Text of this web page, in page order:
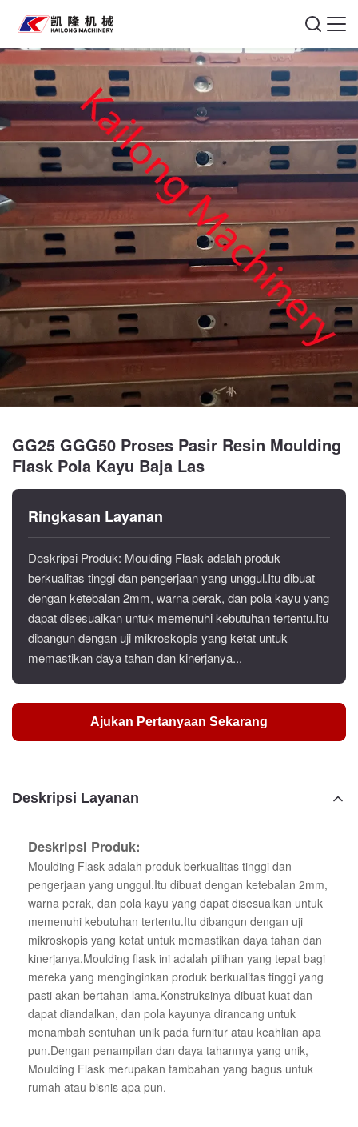
GG25 GGG50 Proses Pasir Resin Moulding
Flask Pola Kayu Baja Las
Ringkasan Layanan
Deskripsi Produk: Moulding Flask adalah produk
berkualitas tinggi dan pengerjaan yang unggul.Itu dibuat
dengan ketebalan 2mm, warna perak, dan pola kayu yang
dapat disesuaikan untuk memenuhi kebutuhan tertentu.Itu
dibangun dengan uji mikroskopis yang ketat untuk
memastikan daya tahan dan kinerjanya...
Ajukan Pertanyaan Sekarang
Deskripsi Layanan
Deskripsi Produk:
Moulding Flask adalah produk berkualitas tinggi dan
pengerjaan yang unggul.Itu dibuat dengan ketebalan 2mm,
warna perak, dan pola kayu yang dapat disesuaikan untuk
memenuhi kebutuhan tertentu.Itu dibangun dengan uji
mikroskopis yang ketat untuk memastikan daya tahan dan
kinerjanya.Moulding flask ini adalah pilihan yang tepat bagi
mereka yang menginginkan produk berkualitas tinggi yang
pasti akan bertahan lama.Konstruksinya dibuat kuat dan
dapat diandalkan, dan pola kayunya dirancang untuk
menambah sentuhan unik pada furnitur atau keahlian apa
pun.Dengan penampilan dan daya tahannya yang unik,
Moulding Flask merupakan tambahan yang bagus untuk
rumah atau bisnis apa pun.